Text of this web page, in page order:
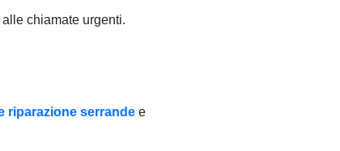
chiamate urgenti.
riparazione serrande e